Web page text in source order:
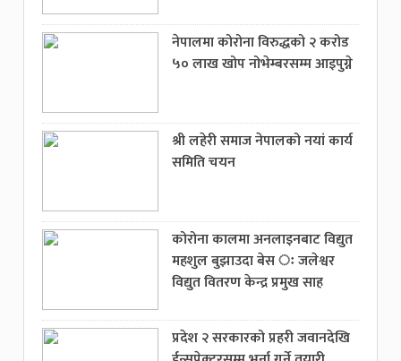
नेपालमा कोरोना विरुद्धको २ करोड
५० लाख खोप नोभेम्बरसम्म आइपुग्ने
श्री लहेरी समाज नेपालको नयां कार्य
समिति चयन
कोरोना कालमा अनलाइनबाट विद्युत
महशुल बुझाउदा बेस ः जलेश्वर
विद्युत वितरण केन्द्र प्रमुख साह
प्रदेश २ सरकारको प्रहरी जवानदेखि